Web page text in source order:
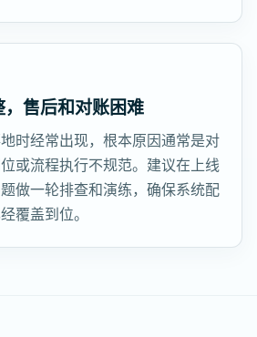
售后和对账困难
时经常出现，根本原因通常是对
或流程执行不规范。建议在上线
做一轮排查和演练，确保系统配
覆盖到位。